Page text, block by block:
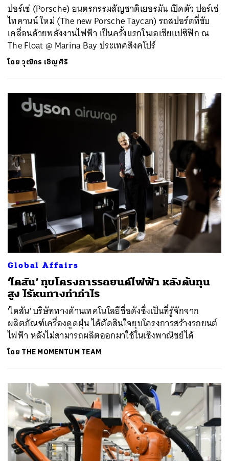
ปอร์เช่ (Porsche) ยนตรกรรมสัญชาติเยอรมัน เปิดตัว ปอร์เช่
ไทคานน์ ใหม่ (The new Porsche Taycan) รถสปอร์ตที่ขับ
เคลื่อนด้วยพลังงานไฟฟ้า เป็นครั้งแรกในเอเชียแปซิฟิก ณ
The Float @ Marina Bay ประเทศสิงคโปร์
โดยวุฒิกร เชิญศิริ
Global Affairs
‘ไดสัน’ ทุบโครงการรถยนต์ไฟฟ้า หลังต้นทุน
สูง ไร้หนทางทำกำไร
'ไดสัน' บริษัททางด้านเทคโนโลยีชื่อดังซึ่งเป็นที่รู้จักจาก
ผลิตภัณฑ์เครื่องดูดฝุ่น ได้ตัดสินใจยุบโครงการสร้างรถยนต์
ไฟฟ้า หลังไม่สามารถผลิตออกมาใช้ในเชิงพาณิชย์ได้
โดย THE MOMENTUM TEAM